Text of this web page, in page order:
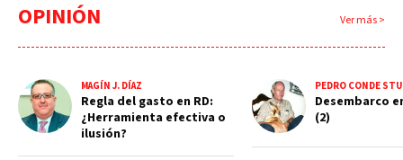
OPINIÓN Ver más >
MAGÍN J. DÍAZ
Regla del gasto en RD:
¿Herramienta efectiva o
ilusión?
PEDRO CONDE
Desembarco
(2)